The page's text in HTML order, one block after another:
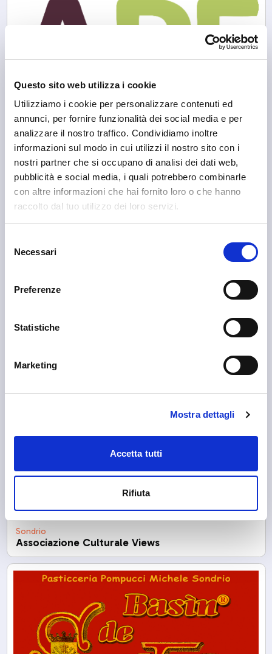
Questo sito web utilizza i cookie
Utilizziamo i cookie per personalizzare contenuti ed
annunci, per fornire funzionalità dei social media e per
analizzare il nostro traffico. Condividiamo inoltre
informazioni sul modo in cui utilizzi il nostro sito con i
nostri partner che si occupano di analisi dei dati web,
pubblicità e social media, i quali potrebbero combinarle
con altre informazioni che hai fornito loro o che hanno
raccolto dal tuo utilizzo dei loro servizi.
delNecessari
Preferenze
Statistiche
Marketing
Mostra dettagli
Accetta tutti
Rifiuta
Sondrio
Sondrio
Associazione Culturale Views